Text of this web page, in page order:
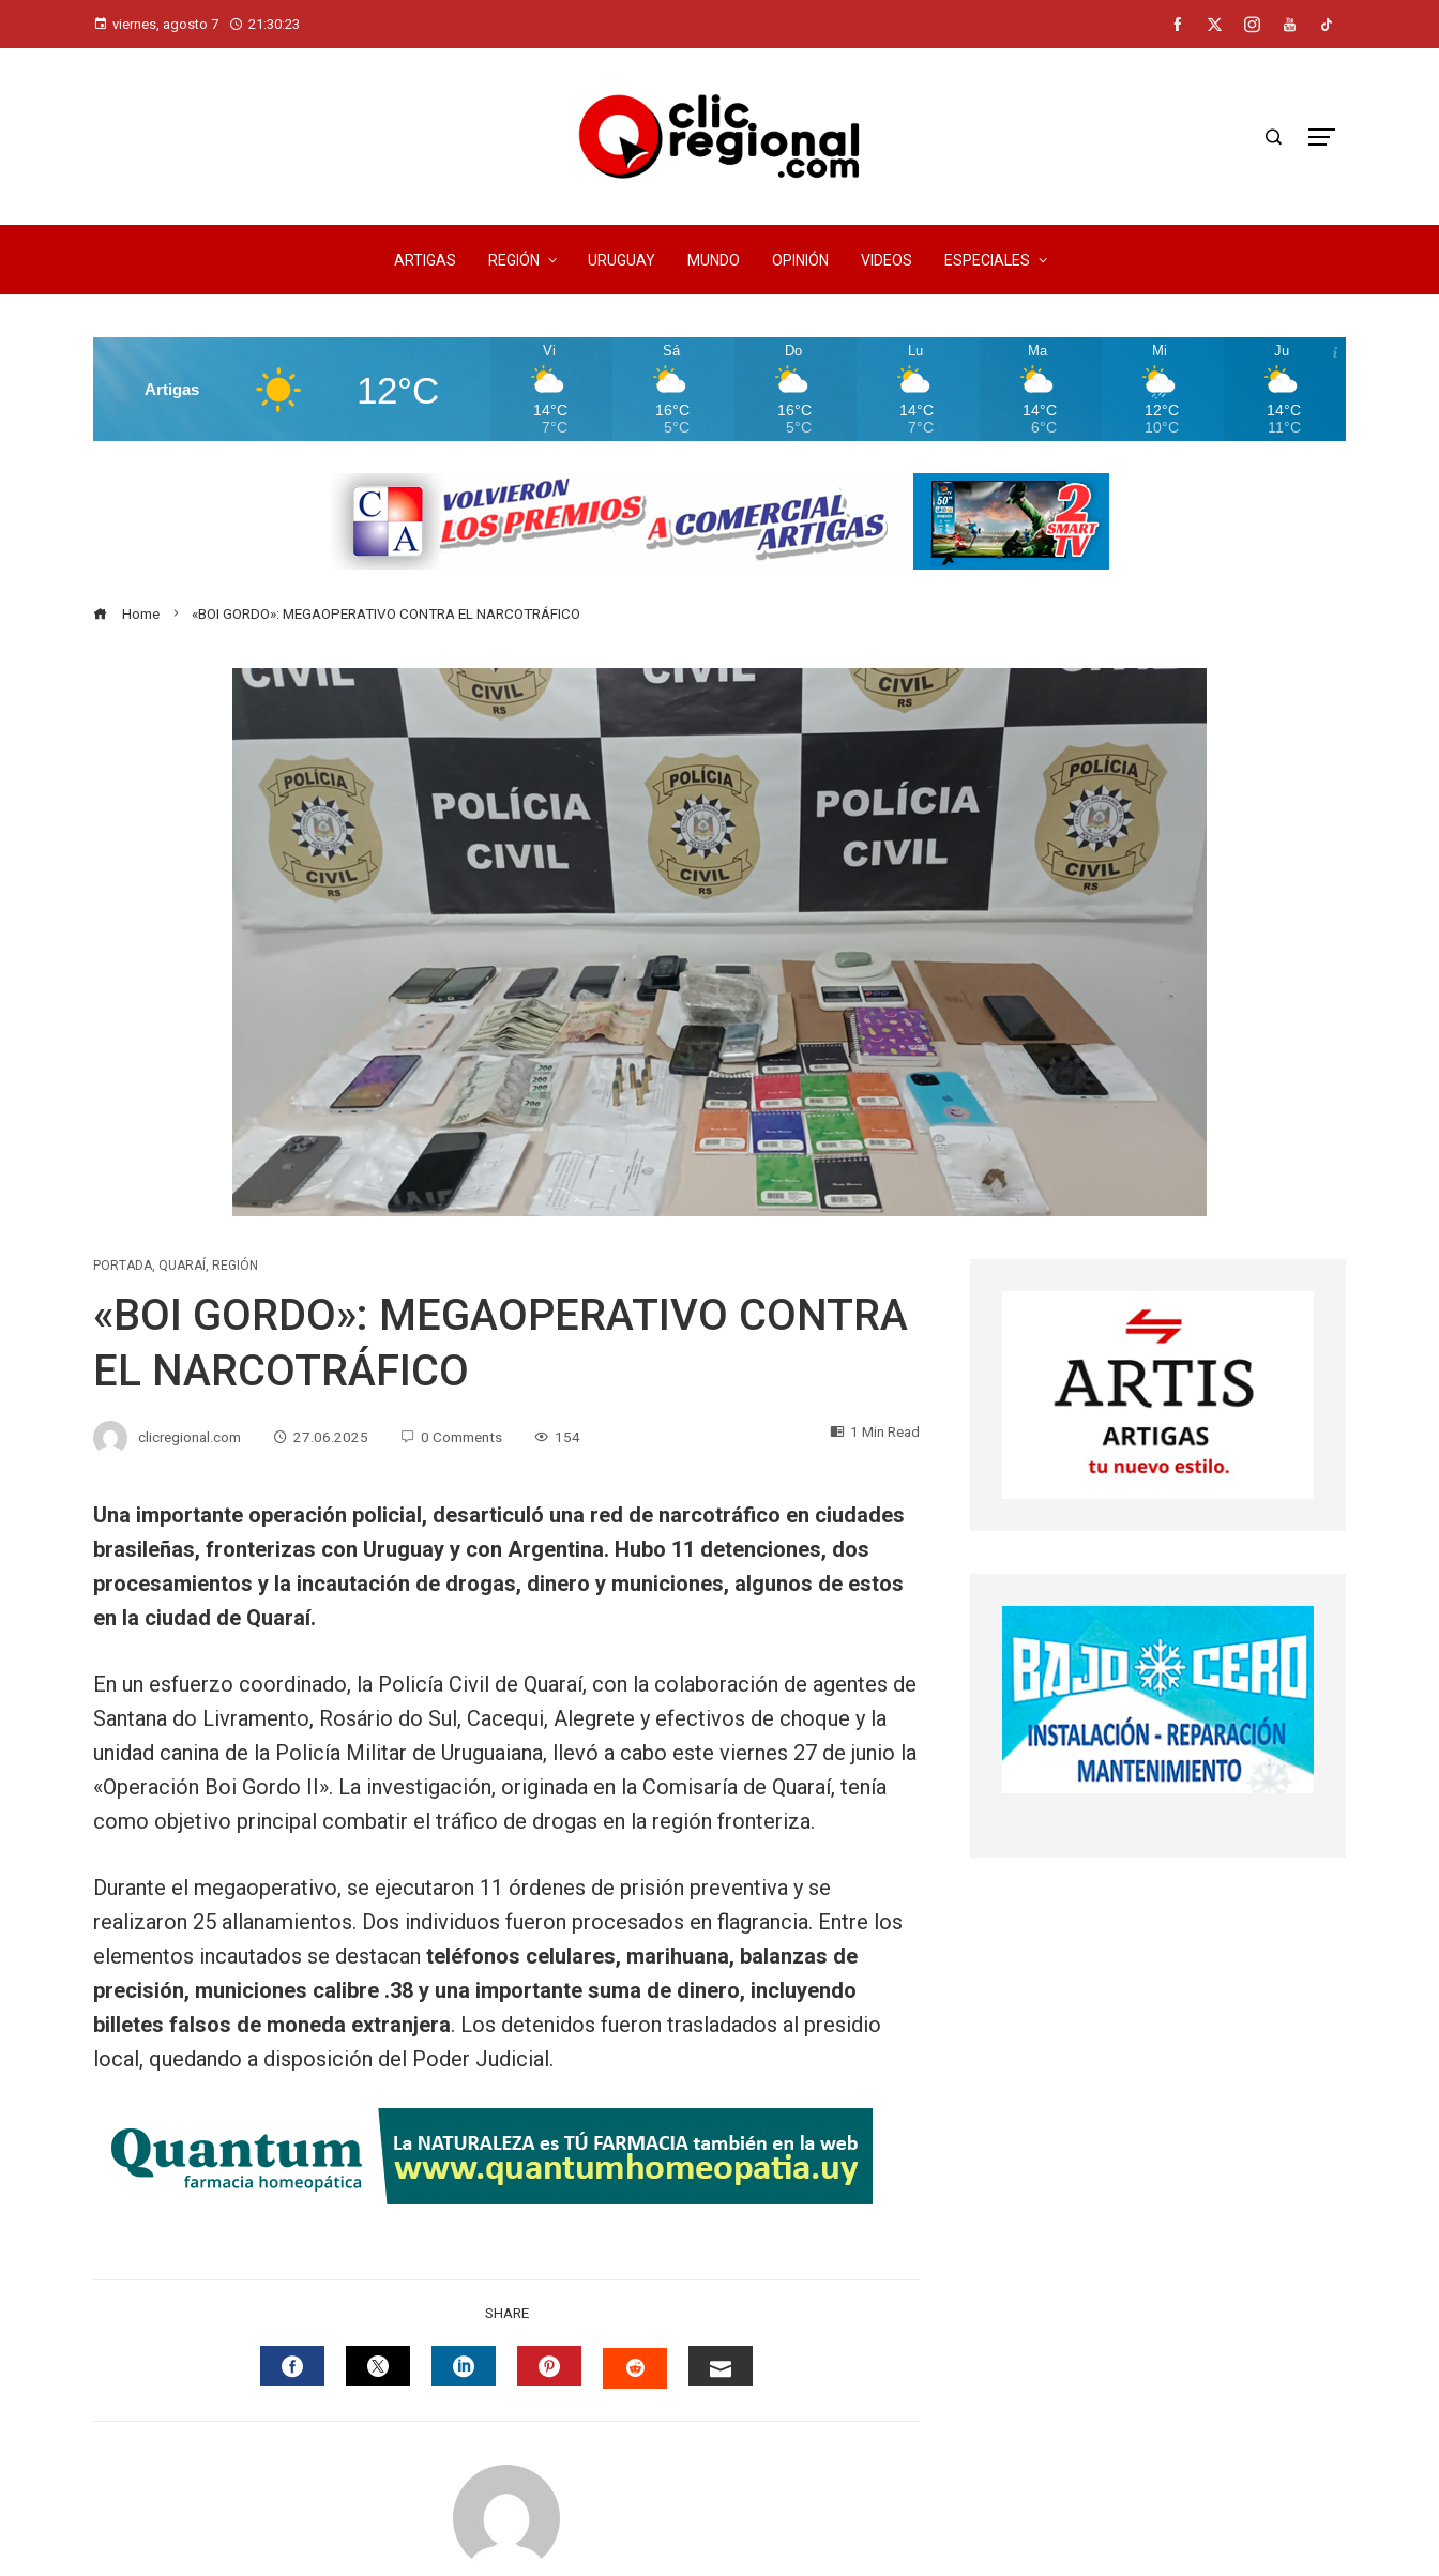
viernes, agosto 7 21:30:24
ARTIGAS REGIÓN URUGUAY MUNDO OPINIÓN VIDEOS ESPECIALES
Artigas 12°C
Vi
14°C
7°C
Sá
16°C
5°C
Do
16°C
5°C
Lu
14°C
7°C
Ma
14°C
6°C
Mi
12°C
10°C
Ju
14°C
11°C
Home «BOI GORDO»: MEGAOPERATIVO CONTRA EL NARCOTRÁFICO
PORTADA, QUARAÍ , REGIÓN
«BOI GORDO»: MEGAOPERATIVO CONTRA
EL NARCOTRÁFICO
clicregional.com 27.06.2025 0 Comments 154 1 Min Read
Una importante operación policial, desarticuló una red de narcotráfico en ciudades
brasileñas, fronterizas con Uruguay y con Argentina. Hubo 11 detenciones, dos
procesamientos y la incautación de drogas, dinero y municiones, algunos de estos
en la ciudad de Quaraí.
En un esfuerzo coordinado, la Policía Civil de Quaraí, con la colaboración de agentes de
Santana do Livramento, Rosário do Sul, Cacequi, Alegrete y efectivos de choque y la
unidad canina de la Policía Militar de Uruguaiana, llevó a cabo este viernes 27 de junio la
«Operación Boi Gordo II». La investigación, originada en la Comisaría de Quaraí, tenía
como objetivo principal combatir el tráfico de drogas en la región fronteriza.
Durante el megaoperativo, se ejecutaron 11 órdenes de prisión preventiva y se
realizaron 25 allanamientos. Dos individuos fueron procesados en flagrancia. Entre los
elementos incautados se destacan teléfonos celulares, marihuana, balanzas de
precisión, municiones calibre .38 y una importante suma de dinero, incluyendo
billetes falsos de moneda extranjera. Los detenidos fueron trasladados al presidio
local, quedando a disposición del Poder Judicial.
SHARE